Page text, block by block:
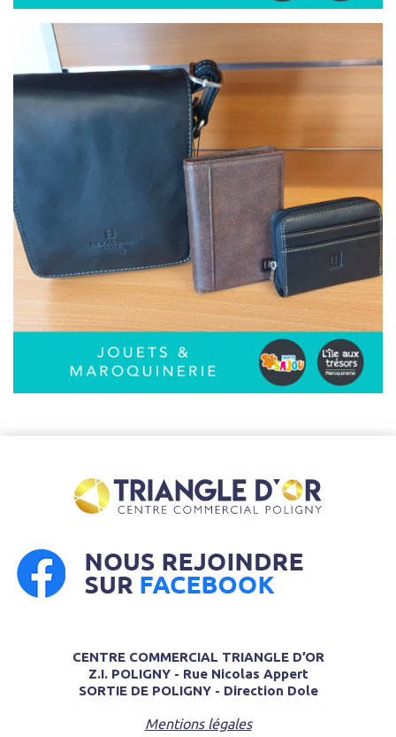
CENTRE COMMERCIAL TRIANGLE D’OR
Z.I. POLIGNY - Rue Nicolas Appert
SORTIE DE POLIGNY - Direction Dole
Mentions légales